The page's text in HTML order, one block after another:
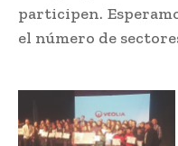
participen.
el número de